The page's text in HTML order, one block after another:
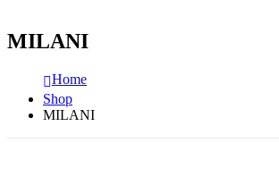
MILANI
Home
Shop
MILANI